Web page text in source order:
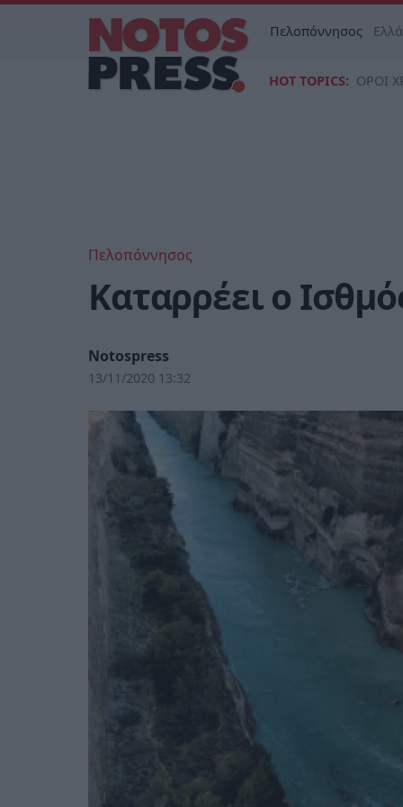
Πελοπόννησος
HOT TOPICS: ΟΡΟΙ
Πελοπόννησος
Καταρρέει ο
Notospress
13/11/2020 13:32